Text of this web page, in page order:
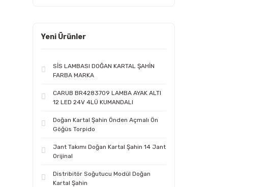
Yeni Ürünler
SİS LAMBASI DOĞAN KARTAL ŞAHİN
FARBA MARKA
CARUB BR4283709 LAMBA AYAK ALTI
12 LED 24V 4LÜ KUMANDALI
Doğan Kartal Şahin Önden Açmalı Ön
Göğüs Torpido
Jant Takımı Doğan Kartal Şahin 14 Jant
Orijinal
Distribitör Soğutucu Modül Doğan
Kartal Şahin